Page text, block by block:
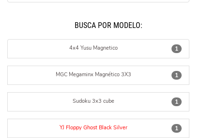
BUSCÁ POR MODELO:
1
4x4 Yusu Magnetico
1
MGC Megaminx Magnético 3X3
1
Sudoku 3x3 cube
1
YJ Floppy Ghost Black Silver